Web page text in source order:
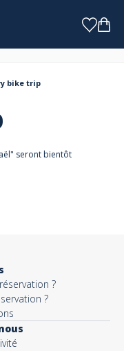
bike trip
seront bientôt
?
?